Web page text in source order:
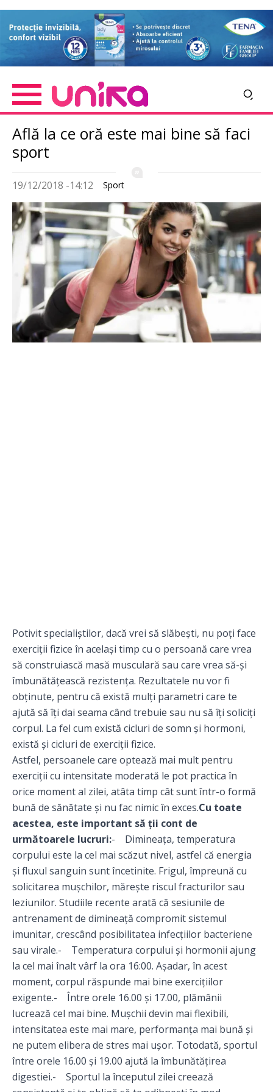
to
content
Află la ce oră este mai bine să faci
sport
19/12/2018 -14:12 Sport
Imagine
Potivit specialiștilor, dacă vrei să slăbești, nu poți face
exerciții fizice în același timp cu o persoană care vrea
să construiască masă musculară sau care vrea să-și
îmbunătățească rezistența. Rezultatele nu vor fi
obținute, pentru că există mulți parametri care te
ajută să îți dai seama când trebuie sau nu să îți soliciți
corpul. La fel cum există cicluri de somn și hormoni,
există și cicluri de exerciții fizice.
Astfel, persoanele care optează mai mult pentru
exerciții cu intensitate moderată le pot practica în
orice moment al zilei, atâta timp cât sunt într-o formă
bună de sănătate și nu fac nimic în exces.Cu toate
acestea, este important să ții cont de
următoarele lucruri:- Dimineața, temperatura
corpului este la cel mai scăzut nivel, astfel că energia
și fluxul sanguin sunt încetinite. Frigul, împreună cu
solicitarea mușchilor, mărește riscul fracturilor sau
leziunilor. Studiile recente arată că sesiunile de
antrenament de dimineață compromit sistemul
imunitar, crescând posibilitatea infecțiilor bacteriene
sau virale.- Temperatura corpului și hormonii ajung
la cel mai înalt vârf la ora 16:00. Așadar, în acest
moment, corpul răspunde mai bine exercițiilor
exigente.- Între orele 16.00 și 17.00, plămânii
lucrează cel mai bine. Mușchii devin mai flexibili,
intensitatea este mai mare, performanța mai bună și
ne putem elibera de stres mai ușor. Totodată, sportul
între orele 16.00 și 19.00 ajută la îmbunătățirea
digestiei.- Sportul la începutul zilei creează